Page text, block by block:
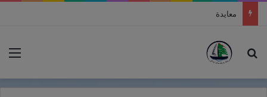
معايدة
بحث عن